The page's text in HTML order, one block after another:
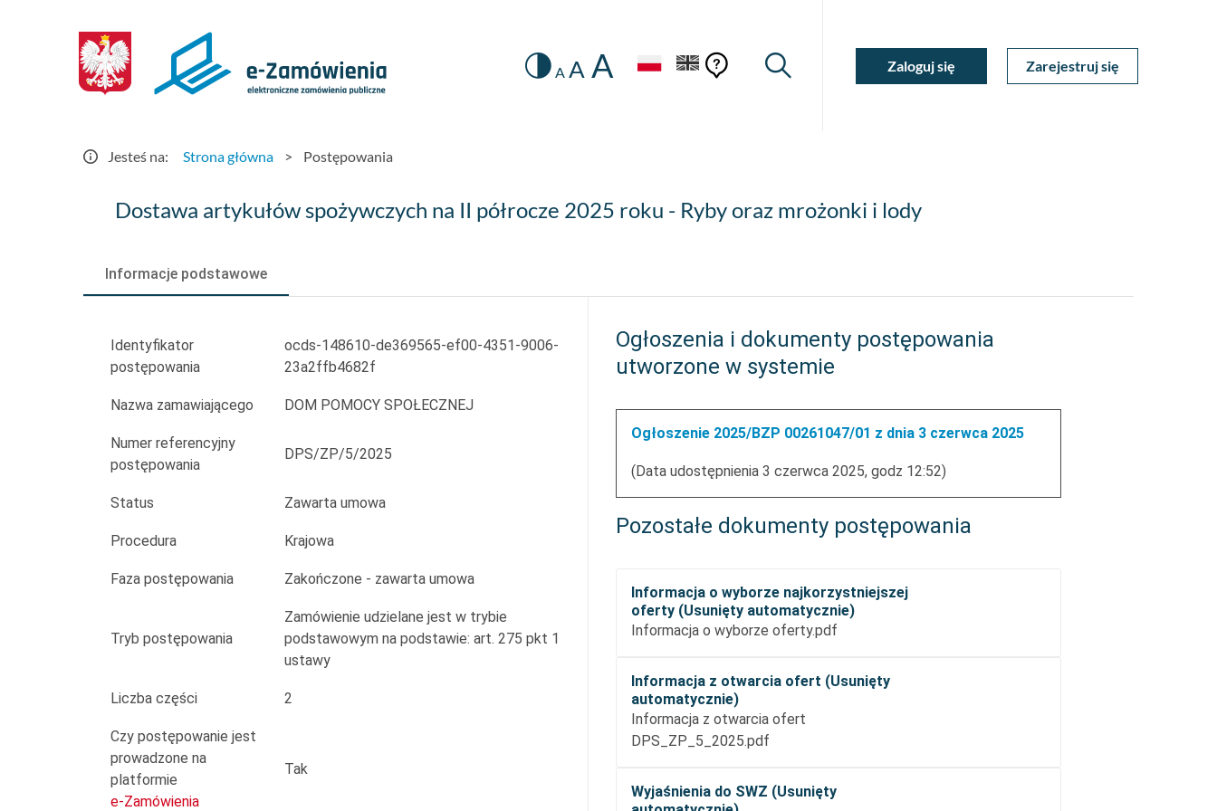
Postępowania
HEADER.SETTINGS_SR
Zmiana
A A A
Pomoc
PomocWyszukiwarka
MojeZaloguj się Zarejestruj się
Jesteś na: Strona główna > Postępowania
Dostawa
spożywczych
na
półrocze
2025
roku
mrożonki
Dostawa artykułów spożywczych na II półrocze 2025 roku - Ryby oraz mrożonki i lody
Informacje podstawowe
Identyfikator
postępowania
ocds-148610-de369565-ef00-4351-9006-
23a2ffb4682f
Nazwa zamawiającego DOM POMOCY SPOŁECZNEJ
Numer referencyjny
postępowania
DPS/ZP/5/2025
Status Zawarta umowa
Procedura Krajowa
Faza postępowania Zakończone - zawarta umowa
Tryb postępowania
Zamówienie udzielane jest w trybie
podstawowym na podstawie: art. 275 pkt 1
ustawy
Liczba części 2
Czy postępowanie jest
prowadzone na
platformie
e-Zamówienia
Tak
Ogłoszenia i dokumenty postępowania
utworzone w systemie
Ogłoszenie 2025/BZP 00261047/01 z dnia 3 czerwca 2025
(Data udostępnienia 3 czerwca 2025, godz 12:52)
Pozostałe dokumenty postępowania
Informacja o wyborze najkorzystniejszej
oferty (Usunięty automatycznie)
Informacja o wyborze oferty.pdf
Informacja z otwarcia ofert (Usunięty
automatycznie)
Informacja z otwarcia ofert
DPS_ZP_5_2025.pdf
Wyjaśnienia do SWZ (Usunięty